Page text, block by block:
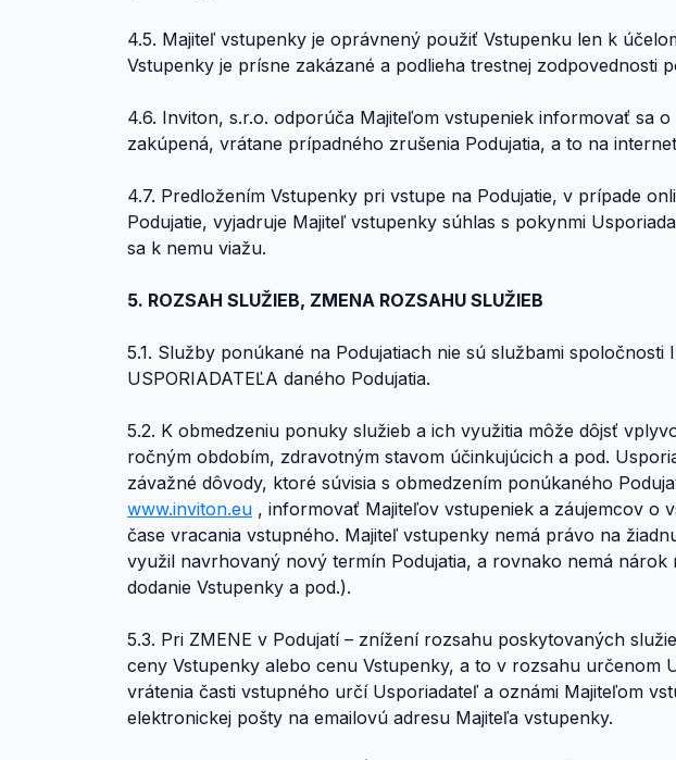
4.5. Majiteľ vstupenky je oprávnený použiť Vstupenku len k
Vstupenky je prísne zakázané a podlieha trestnej zodpovednosti
4.6. Inviton, s.r.o. odporúča Majiteľom vstupeniek informovať sa
zakúpená, vrátane prípadného zrušenia Podujatia, a to na
4.7. Predložením Vstupenky pri vstupe na Podujatie, v prípade
Podujatie, vyjadruje Majiteľ vstupenky súhlas s pokynmi
sa k nemu viažu.
5. ROZSAH SLUŽIEB, ZMENA ROZSAHU SLUŽIEB
5.1. Služby ponúkané na Podujatiach nie sú službami spoločnosti
USPORIADATEĽA daného Podujatia.
5.2. K obmedzeniu ponuky služieb a ich využitia môže dôjsť
ročným obdobím, zdravotným stavom účinkujúcich a pod.
závažné dôvody, ktoré súvisia s obmedzením ponúkaného
www.inviton.eu , informovať Majiteľov vstupeniek a záujemcov o
čase vracania vstupného. Majiteľ vstupenky nemá právo na
využil navrhovaný nový termín Podujatia, a rovnako nemá
dodanie Vstupenky a pod.).
5.3. Pri ZMENE v Podujatí – znížení rozsahu poskytovaných
ceny Vstupenky alebo cenu Vstupenky, a to v rozsahu určenom
vrátenia časti vstupného určí Usporiadateľ a oznámi Majiteľom
elektronickej pošty na emailovú adresu Majiteľa vstupenky.